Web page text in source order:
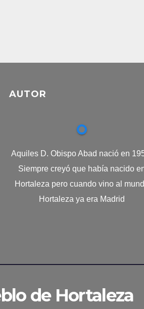
AUTOR
Aquiles D. Obispo Abad nació en
Siempre creyó que había nacido
Hortaleza pero cuando vino al
Hortaleza ya era Madrid
de Hortaleza